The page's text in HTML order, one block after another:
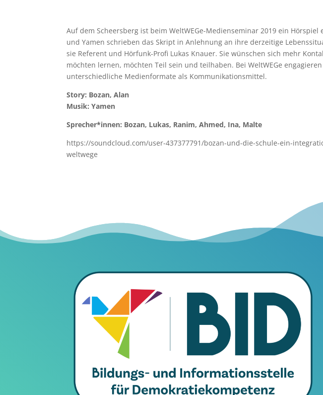
Auf dem Scheersberg ist beim WeltWEGe-Medienseminar 2019 ein Hörspiel
und Yamen schrieben das Skript in Anlehnung an ihre derzeitige
sie Referent und Hörfunk-Profi Lukas Knauer. Sie wünschen sich mehr
möchten lernen, möchten Teil sein und teilhaben. Bei WeltWEGe
unterschiedliche Medienformate als Kommunikationsmittel.
Story: Bozan, Alan
Musik: Yamen
Sprecher*innen: Bozan, Lukas, Ranim, Ahmed, Ina, Malte
https://soundcloud.com/user-437377791/bozan-und-die-schule-ein-
weltwege